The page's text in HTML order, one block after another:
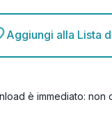
Aggiungi alla Lista
è immediato: non